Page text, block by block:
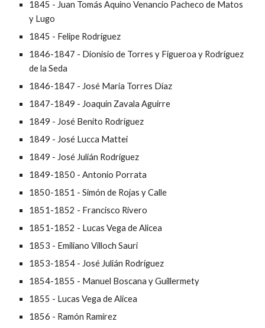
1845 - Juan Tomás Aquino Venancio Pacheco de Matos
y Lugo
1845 - Felipe Rodríguez
1846-1847 - Dionisio de Torres y Figueroa y Rodríguez
de la Seda
1846-1847 - José Maria Torres Díaz
1847-1849 - Joaquín Zavala Aguirre
1849 - José Benito Rodríguez
1849 - José Lucca Mattei
1849 - José Julián Rodríguez
1849-1850 - Antonio Porrata
1850-1851 - Simón de Rojas y Calle
1851-1852 - Francisco Rivero
1851-1852 - Lucas Vega de Alicea
1853 - Emiliano Villoch Sauri
1853-1854 - José Julián Rodríguez
1854-1855 - Manuel Boscana y Guillermety
1855 - Lucas Vega de Alicea
1856 - Ramón Ramírez